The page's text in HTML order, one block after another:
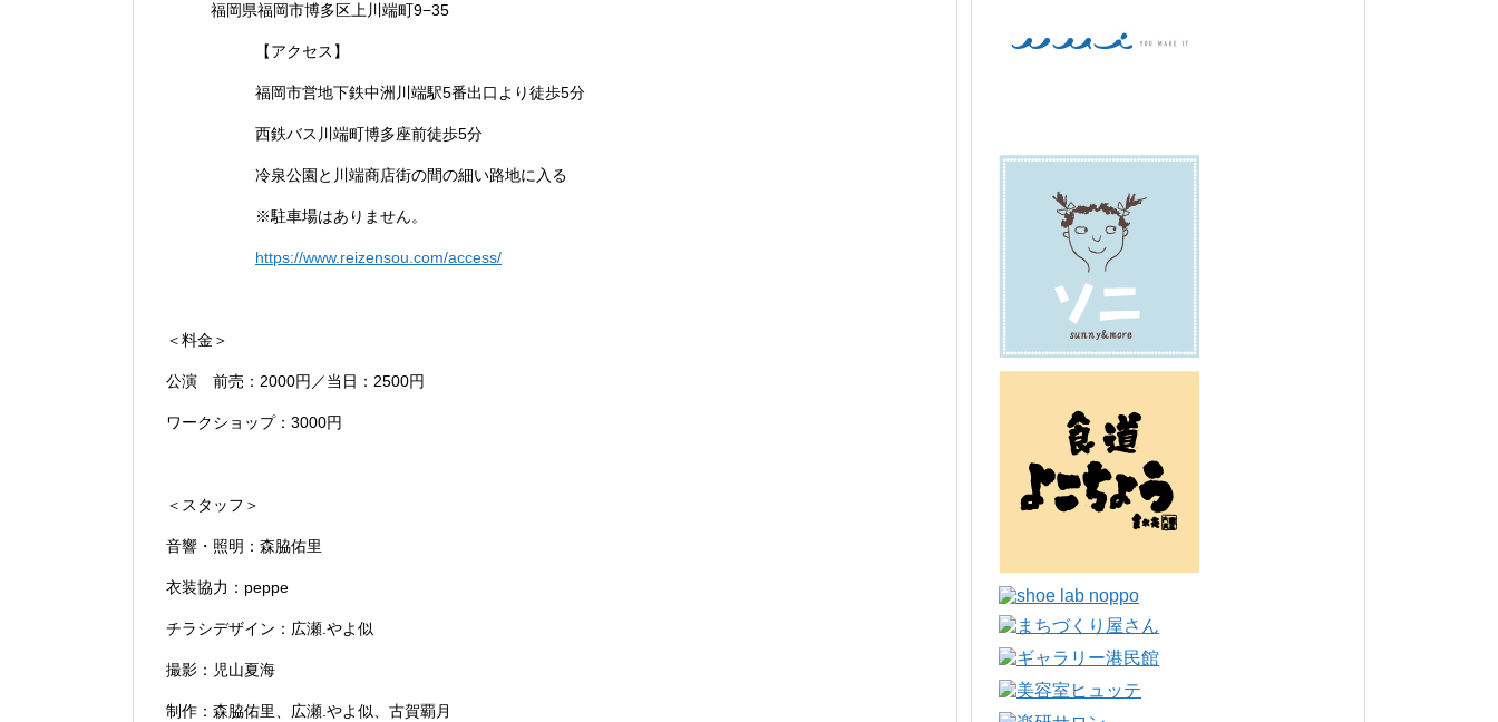
福岡県福岡市博多区上川端町9−35
【アクセス】
福岡市営地下鉄中洲川端駅5番出口より徒歩5分
西鉄バス川端町博多座前徒歩5分
冷泉公園と川端商店街の間の細い路地に入る
※駐車場はありません。
https://www.reizensou.com/access/
＜料金＞
公演 前売：2000円／当日：2500円
ワークショップ：3000円
＜スタッフ＞
音響・照明：森脇佑里
衣装協力：peppe
チラシデザイン：広瀬.やよ似
撮影：児山夏海
制作：森脇佑里、広瀬.やよ似、古賀覇月